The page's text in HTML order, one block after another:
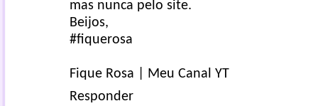
mas nunca pelo site.
Beijos,
#fiquerosa
Fique Rosa
Meu Canal YT
Responder